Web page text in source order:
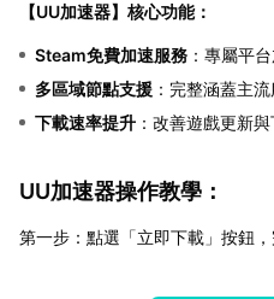
【UU加速器】核心功能：
Steam免費加速服務 ：專屬平
多區域節點支援 ：完整涵蓋主
下載速率提升 ：改善遊戲更新
UU加速器操作教學：
第一步：點選「立即下載」按鈕，